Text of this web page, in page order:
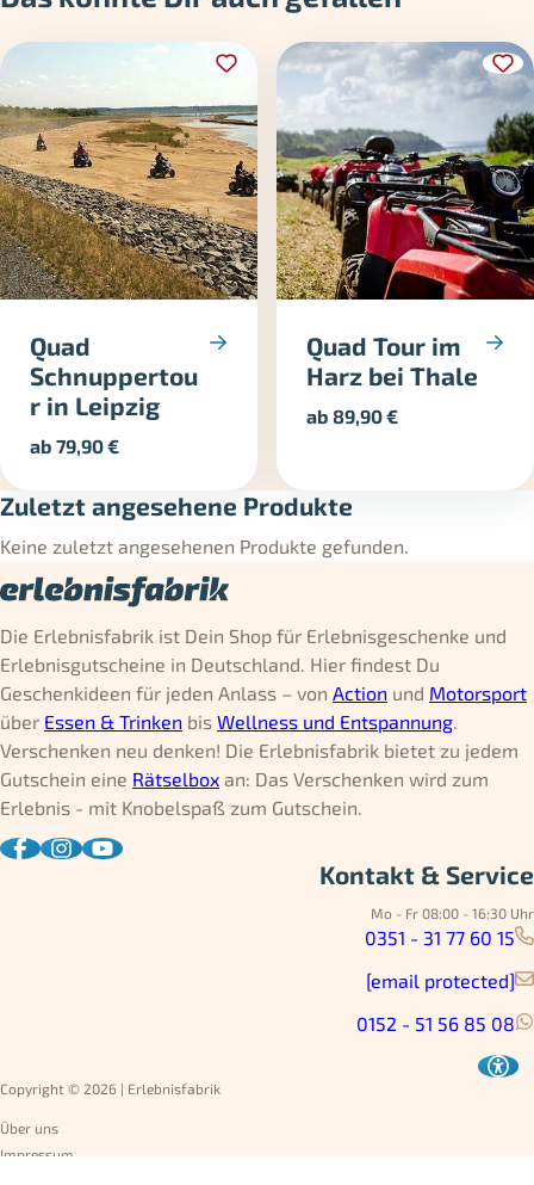
Quad
Schnuppertou
r in Leipzig
ab79,90€
Quad Tour im
Harz bei Thale
ab89,90€
Zuletzt angesehene Produkte
Keine zuletzt angesehenen Produkte gefunden.
Die Erlebnisfabrik ist Dein Shop für Erlebnisgeschenke und
Erlebnisgutscheine in Deutschland. Hier findest Du
Geschenkideen für jeden Anlass – von Action und Motorsport
über Essen & Trinken bis Wellness und Entspannung.
Verschenken neu denken! Die Erlebnisfabrik bietet zu jedem
Gutschein eine Rätselbox an: Das Verschenken wird zum
Erlebnis - mit Knobelspaß zum Gutschein.
Kontakt & Service
Mo - Fr 08:00 - 16:30 Uhr
0351 - 31 77 60 15
[email protected]
0152 - 51 56 85 08
Copyright © 2026 | Erlebnisfabrik
Über uns
Impressum